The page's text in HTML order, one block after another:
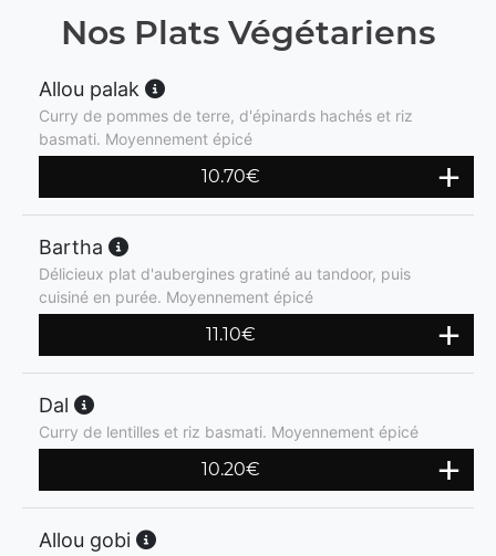
Nos Plats Végétariens
Allou palak
Curry de pommes de terre, d'épinards hachés et riz
basmati. Moyennement épicé
10.70€
Bartha
Délicieux plat d'aubergines gratiné au tandoor, puis
cuisiné en purée. Moyennement épicé
11.10€
Dal
Curry de lentilles et riz basmati. Moyennement épicé
10.20€
Allou gobi